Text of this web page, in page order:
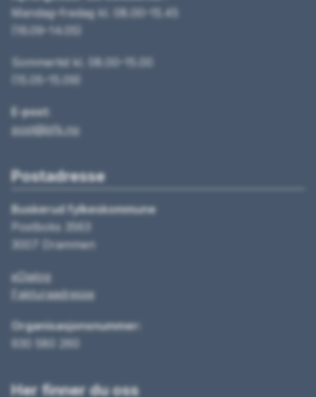
Mandag–fredag kl. 08.00–15.45
(16.09–14.05)
Sommertid kl. 08.00–15.00
(15.05–15.09)
E-post:
post@bfk.no
Postadresse
Buskerud fylkeskommune
Postboks 3563
3007 Drammen
eDialog
Fakturaadresse
Organisasjonsnummer:
930 580 260
Her finner du oss